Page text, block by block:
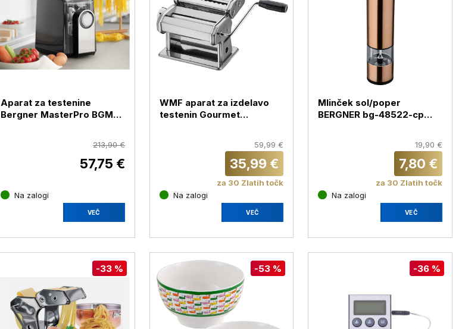
Aparat za testenine
Bergner MasterPro BGMP-
213,90 €
57,75 €
Na zalogi
VEČ
WMF aparat za izdelavo
testenin Gourmet
59,99 €
35,99 €
za 30 Zlatih točk
Na zalogi
VEČ
Mlinček sol/poper
BERGNER bg-48522-cp
19,90 €
7,80 €
za 30 Zlatih točk
Na zalogi
VEČ
-33 % -53 % -36 %